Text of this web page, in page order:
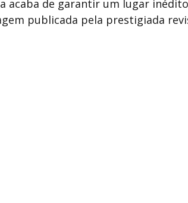
acaba de garantir um lugar
publicada pela prestigiada